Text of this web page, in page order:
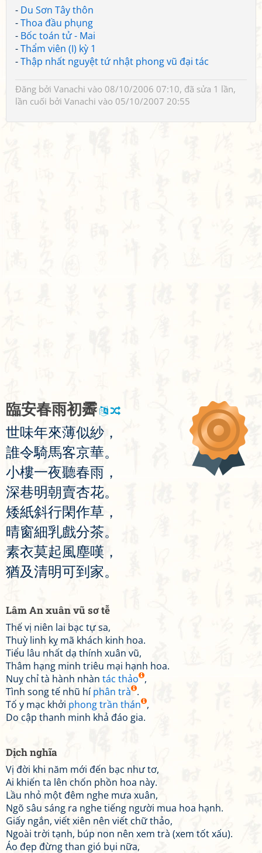
- Du Sơn Tây thôn
-Thoa đầu phụng
- Bốc toán tử - Mai
-Thẩm viên (I) kỳ 1
-Thập nhất nguyệt tứ nhật phong vũ đại tác
Đăng bởi Vanachi vào 08/10/2006 07:10, đã sửa 1 lần,
lần cuối bởi Vanachi vào 05/10/2007 20:55
臨安春雨初霽
世味年來薄似紗 ，
誰令騎馬客京華。
小樓一夜聽春雨 ，
深巷明朝賣杏花。
矮紙斜行閑作草 ，
晴窗細乳戲分茶。
素衣莫起風塵嘆 ，
猶及清明可到 家。
Lâm An xuân vũ sơ tễ
Thế vị niên lai bạc tự sa,
Thuỳ linh kỵ mã khách kinh hoa.
Tiểu lâu nhất dạ thính xuân vũ,
Thâm hạng minh triêu mại hạnh hoa.
Nuỵ chỉ tà hành nhàn tác thảo ,
Tình song tế nhũ híphân trà .
Tố y mạc khởi phong trần thán ,
Do cập thanh minh khả đáo gia.
Dịch nghĩa
Vị đời khi năm mới đến bạc như tơ,
Ai khiến ta lên chốn phồn hoa này.
Lầu nhỏ một đêm nghe mưa xuân,
Ngõ sâu sáng ra nghe tiếng người mua hoa hạnh.
Giấy ngắn, viết xiên nên viết chữ thảo,
Ngoài trời tạnh, búp non nên xem trà (xem tốt xấu).
Áo đẹp đừng than gió bụi nữa,